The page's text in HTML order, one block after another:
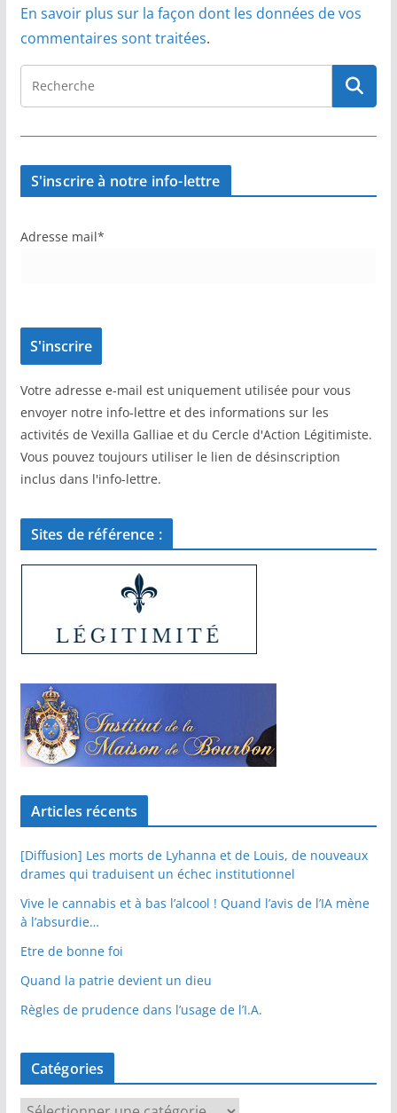
En savoir plus sur la façon dont les données de vos
commentaires sont traitées.
S'inscrire à notre info-lettre
Adresse mail*
Votre adresse e-mail est uniquement utilisée pour vous
envoyer notre info-lettre et des informations sur les
activités de Vexilla Galliae et du Cercle d'Action Légitimiste.
Vous pouvez toujours utiliser le lien de désinscription
inclus dans l'info-lettre.
Sites de référence :
Articles récents
[Diffusion] Les morts de Lyhanna et de Louis, de nouveaux
drames qui traduisent un échec institutionnel
Vive le cannabis et à bas l’alcool ! Quand l’avis de l’IA mène
à l’absurdie…
Etre de bonne foi
Quand la patrie devient un dieu
Règles de prudence dans l’usage de l’I.A.
Catégories